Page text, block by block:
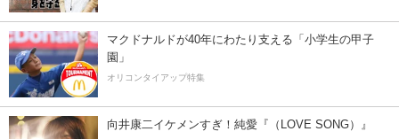
マクドナルドが40年にわたり支える「小学生の甲子
園」
オリコンタイアップ特集
向井康二イケメンすぎ！純愛『（LOVE SONG）』